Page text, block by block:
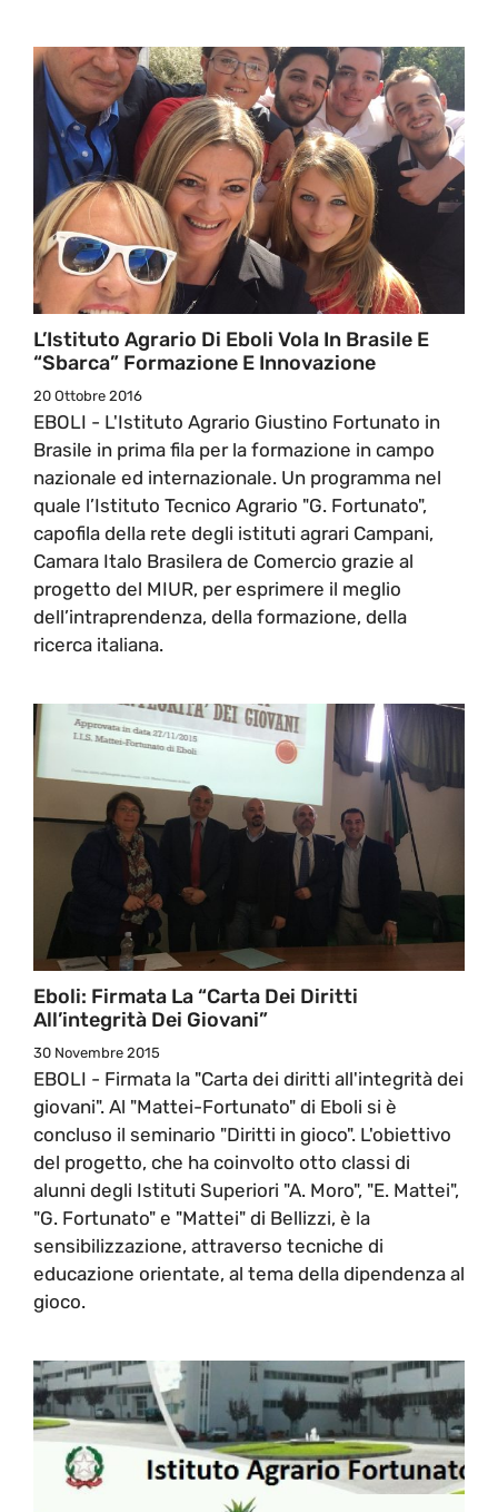
L’Istituto Agrario Di Eboli Vola In Brasile E
“sbarca” Formazione E Innovazione
20 Ottobre 2016
EBOLI - L'Istituto Agrario Giustino Fortunato in
Brasile in prima fila per la formazione in campo
nazionale ed internazionale. Un programma nel
quale l’Istituto Tecnico Agrario "G. Fortunato",
capofila della rete degli istituti agrari Campani,
Camara Italo Brasilera de Comercio grazie al
progetto del MIUR, per esprimere il meglio
dell’intraprendenza, della formazione, della
ricerca italiana.
Eboli: Firmata La “Carta Dei Diritti
All’integrità Dei Giovani”
30 Novembre 2015
EBOLI - Firmata la "Carta dei diritti all'integrità dei
giovani". Al "Mattei-Fortunato" di Eboli si è
concluso il seminario "Diritti in gioco". L'obiettivo
del progetto, che ha coinvolto otto classi di
alunni degli Istituti Superiori "A. Moro", "E. Mattei",
"G. Fortunato" e "Mattei" di Bellizzi, è la
sensibilizzazione, attraverso tecniche di
educazione orientate, al tema della dipendenza al
gioco.